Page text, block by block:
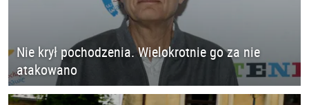
Nie krył pochodzenia. Wielokrotnie go za nie
atakowano